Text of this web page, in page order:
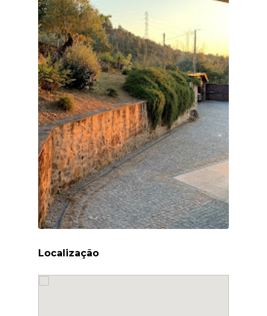
Localização